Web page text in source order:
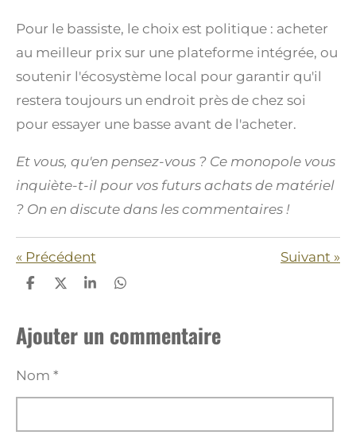
Pour le bassiste, le choix est politique : acheter
au meilleur prix sur une plateforme intégrée, ou
soutenir l'écosystème local pour garantir qu'il
restera toujours un endroit près de chez soi
pour essayer une basse avant de l'acheter.
Et vous, qu'en pensez-vous ? Ce monopole vous
inquiète-t-il pour vos futurs achats de matériel
? On en discute dans les commentaires !
« Précédent Suivant »
P
t
a
e
r
P
t
a
P
t
a
P
t
a
Ajouter un commentaire
Nom *